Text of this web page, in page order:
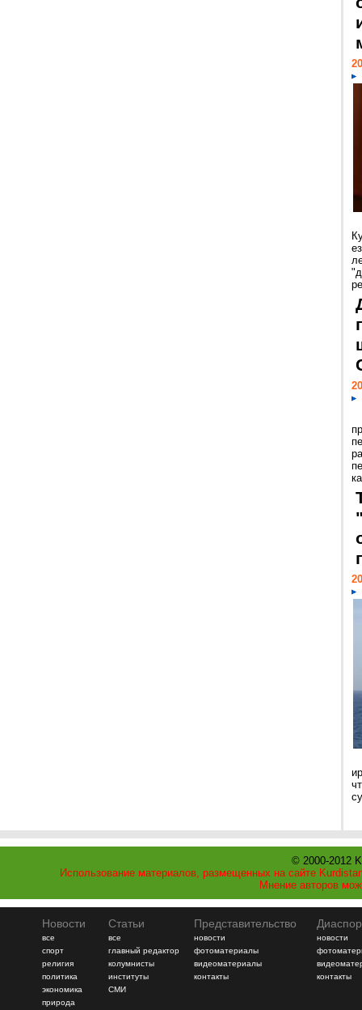
© 2000-2012
Использование материалов, размещенных на сайте
Мнение авторов
Новости
все
спорт
религия
политика
экономика
природа
Статьи
все
главный редактор
колумнисты
институты
СМИ
Представительство
новости
фотоматериалы
видеоматериалы
контакты
новости
контакты